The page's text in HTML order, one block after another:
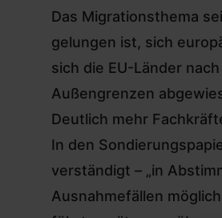
Das Migrationsthema
gelungen ist, sich
sich die EU-Länder
Außengrenzen
Deutlich mehr
In den
verständigt – „in
Ausnahmefällen